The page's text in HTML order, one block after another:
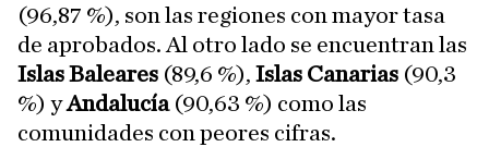
(96,87 %), son las regiones con mayor tasa
de aprobados. Al otro lado se encuentran las
Islas Baleares (89,6 %), Islas Canarias (90,3
%) yAndalucía (90,63 %) como las
comunidades con peores cifras.